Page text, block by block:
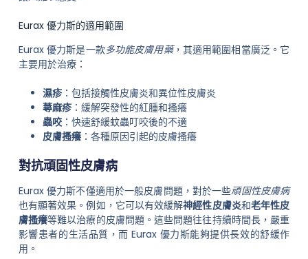
Eurax 優力斯的適用範圍
Eurax 優力斯是一款多功能皮膚用藥，其適用範圍相當廣泛。它
主要用於治療：
濕疹：包括接觸性皮膚炎和異位性皮膚炎
蕁麻疹：緩解突發性的紅腫和搔癢
蟲咬：快速舒緩蚊蟲叮咬後的不適
皮膚搔癢：各種原因引起的皮膚搔癢
對抗頑固性皮膚病
Eurax 優力斯不僅適用於一般皮膚問題，對於一些頑固性皮膚病
也有顯著效果。例如，它可以有效緩解神經性皮膚炎和老年性皮
膚搔癢等難以治療的皮膚問題。這些問題往往持續時間長，嚴重
影響患者的生活品質，而 Eurax 優力斯能夠提供長效的舒緩作
用。